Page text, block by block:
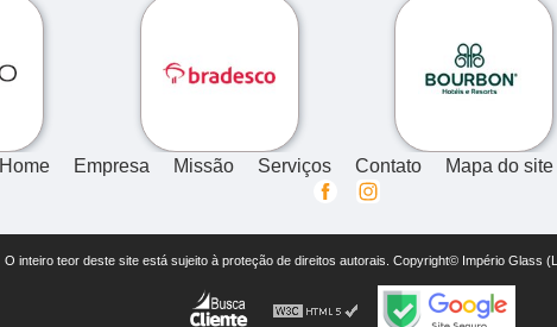
Home Empresa Missão Serviços Contato Mapa do site
O inteiro teor deste site está sujeito à proteção de direitos autorais. Copyright© Império Glass